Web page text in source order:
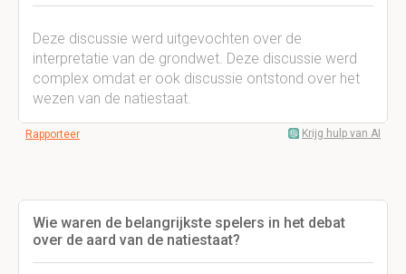
Deze discussie werd uitgevochten over de
interpretatie van de grondwet. Deze discussie werd
complex omdat er ook discussie ontstond over het
wezen van de natiestaat.
Rapporteer Krijg hulp van AI
Wie waren de belangrijkste spelers in het debat
over de aard van de natiestaat?